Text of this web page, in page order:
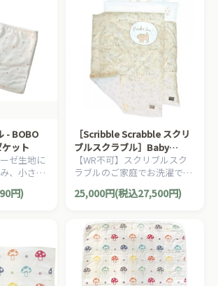
- BOBO
ット
ゼ生地に
、小さな
ガーゼケ
円)
［Scribble Scrabble スクリ
ブルスクラブル］Baby
Graffiti ベビーお布団セット
ベージュ
【WR不可】スクリブルスク
ラブルのご家庭でお洗濯でき
る保温・放湿性が良い高級素
材を使用したベビー布団セッ
25,000円(税込27,500円)